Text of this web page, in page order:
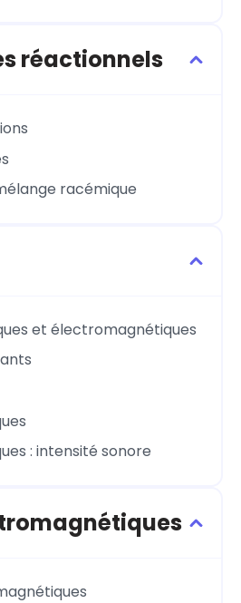
réactionnels
racémique
et électromagnétiques
: intensité sonore